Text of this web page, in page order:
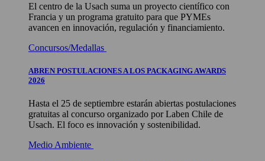
El centro de la Usach suma un proyecto científico con
Francia y un programa gratuito para que PYMEs
avancen en innovación, regulación y financiamiento.
Concursos/Medallas
ABREN POSTULACIONES A LOS PACKAGING AWARDS
2026
Hasta el 25 de septiembre estarán abiertas postulaciones
gratuitas al concurso organizado por Laben Chile de
Usach. El foco es innovación y sostenibilidad.
Medio Ambiente